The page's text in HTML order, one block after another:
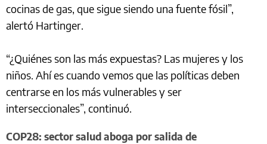
cocinas de gas, que sigue siendo una fuente fósil”,
alertó Hartinger.
“¿Quiénes son las más expuestas? Las mujeres y los
niños. Ahí es cuando vemos que las políticas deben
centrarse en los más vulnerables y ser
interseccionales”, continuó.
COP28: sector salud aboga por salida de